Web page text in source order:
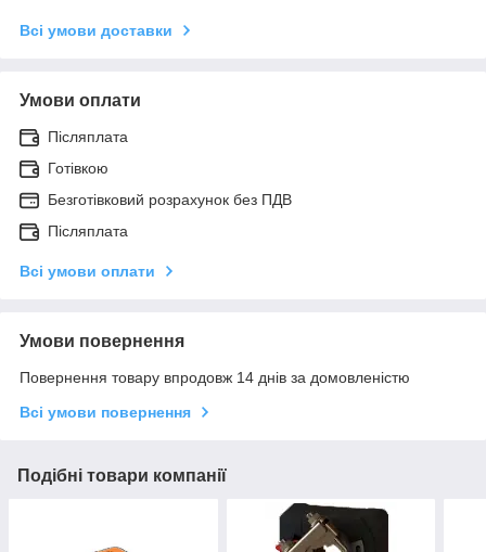
Всі умови доставки
Умови оплати
Післяплата
Готівкою
Безготівковий розрахунок без ПДВ
Післяплата
Всі умови оплати
Умови повернення
Повернення товару впродовж 14 днів за домовленістю
Всі умови повернення
Подібні товари компанії